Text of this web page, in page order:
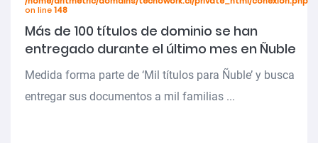
on line148
Más de 100 títulos de dominio se han
entregado durante el último mes en Ñuble
Medida forma parte de ‘Mil títulos para Ñuble’ y busca
entregar sus documentos a mil familias ...